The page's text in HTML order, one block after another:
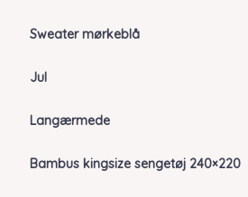
Sweater mørkeblå
Jul
Langærmede
Bambus kingsize sengetøj 240×220